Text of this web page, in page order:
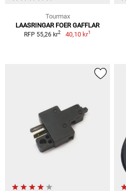
Tourmax
LAASRINGAR FOER GAFFLAR
RFP 55,26 kr2 40,10 kr1